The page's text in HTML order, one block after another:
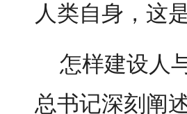
人类自身，这
怎样建设人
总书记深刻阐述